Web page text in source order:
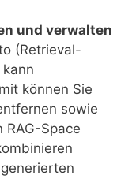
und verwalten
(Retrieval-
können Sie
sowie
RAG-Space